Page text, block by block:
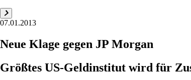
07.01.2013
Neue Klage gegen JP Morgan
Größtes US-Geldinstitut wird für